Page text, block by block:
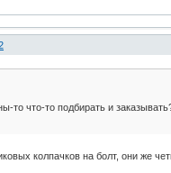
то что-то подбирать и
колпачков на болт, они же